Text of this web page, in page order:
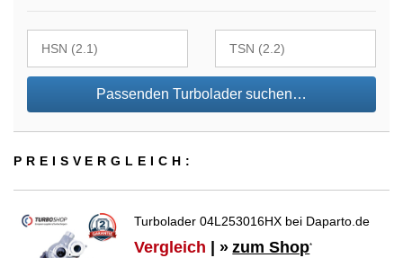
Passenden Turbolader suchen…
PREIS­VER­GLEICH:
Turbolader 04L253016HX bei Daparto.de
Vergleich | » zum Shop*